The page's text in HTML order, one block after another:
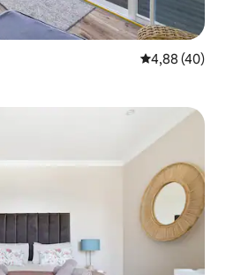
Évaluation
4,88 (40)